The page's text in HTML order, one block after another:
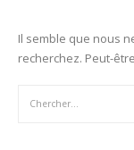
Il semble que nous
recherchez. Peut-